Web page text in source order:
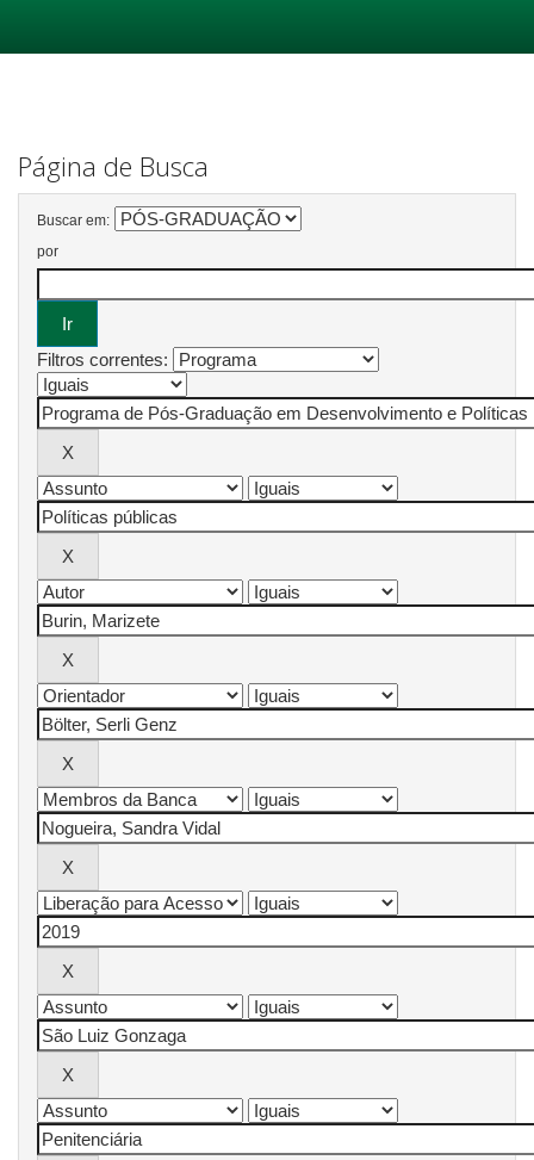
Página de Busca
Buscar em:
por
Filtros correntes: